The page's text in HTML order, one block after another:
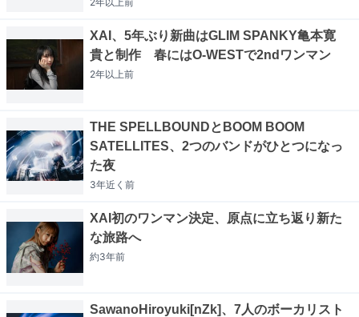
XAI、5年ぶり新曲はGLIM SPANKY亀本寛
貴と制作 春にはO-WESTで2ndワンマン
2年以上前
THE SPELLBOUNDとBOOM BOOM
SATELLITES、2つのバンドがひとつになっ
た夜
3年近く 前
XAI初のワンマン決定、原点に立ち返り新た
な旅路へ
約3年前
SawanoHiroyuki[nZk]、7人のボーカリスト